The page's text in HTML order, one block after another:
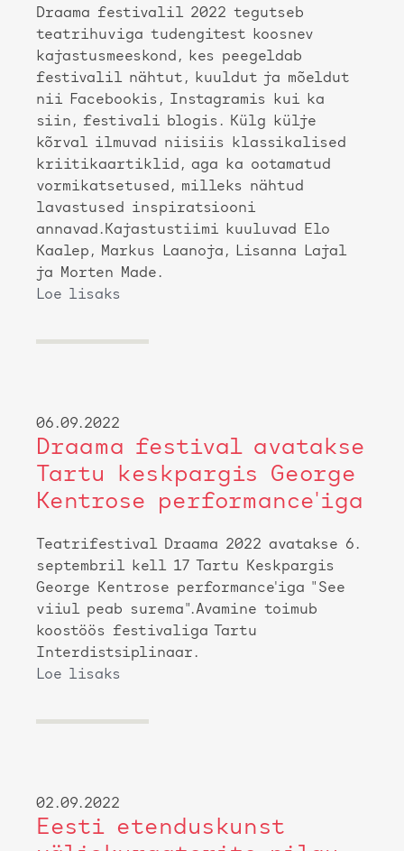
Draama festivalil 2022 tegutseb
teatrihuviga tudengitest koosnev
kajastusmeeskond, kes peegeldab
festivalil nähtut, kuuldut ja mõeldut
nii Facebookis, Instagramis kui ka
siin, festivali blogis. Külg külje
kõrval ilmuvad niisiis klassikalised
kriitikaartiklid, aga ka ootamatud
vormikatsetused, milleks nähtud
lavastused inspiratsiooni
annavad.Kajastustiimi kuuluvad Elo
Kaalep, Markus Laanoja, Lisanna Lajal
ja Morten Made.
Loe lisaks
06.09.2022
Draama festival avatakse
Tartu keskpargis George
Kentrose performance'iga
Teatrifestival Draama 2022 avatakse 6.
septembril kell 17 Tartu Keskpargis
George Kentrose performance'iga "See
viiul peab surema".Avamine toimub
koostöös festivaliga Tartu
Interdistsiplinaar.
Loe lisaks
02.09.2022
Eesti etenduskunst